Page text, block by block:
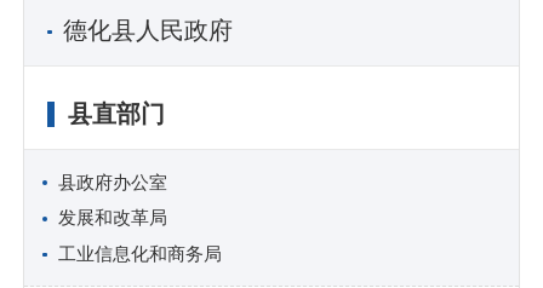
德化县人民政府
县直部门
县政府办公室
发展和改革局
工业信息化和商务局